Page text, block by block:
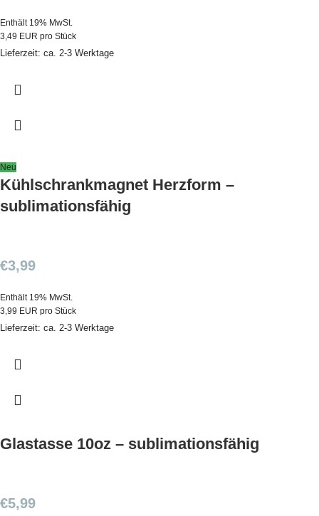
Enthält 19% MwSt.
3,49 EUR pro Stück
Lieferzeit: ca. 2-3 Werktage
Neu
Kühlschrankmagnet Herzform –
sublimationsfähig
€3,99
Enthält 19% MwSt.
3,99 EUR pro Stück
Lieferzeit: ca. 2-3 Werktage
Glastasse 10oz – sublimationsfähig
€5,99